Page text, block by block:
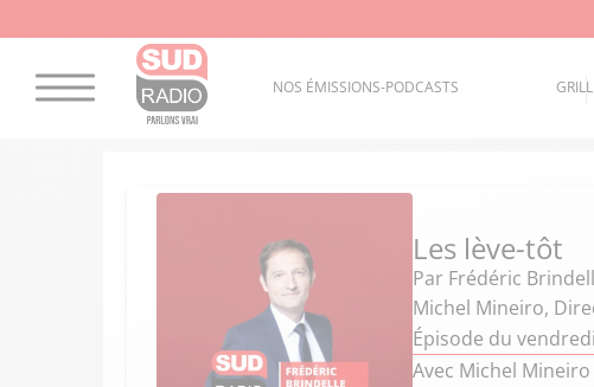
NOS ÉMISSIONS-PODCASTS
Les lève-tôt
Par Frédéric
Michel Mineiro,
Épisode du
Avec Michel Mineiro